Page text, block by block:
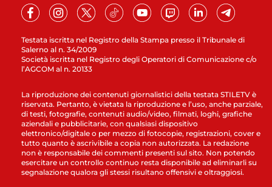
Testata iscritta nel Registro della Stampa presso il Tribunale di
Salerno al n. 34/2009
Società iscritta nel Registro degli Operatori di Comunicazione c/o
l’AGCOM al n. 20133
La riproduzione dei contenuti giornalistici della testata STILETV è
riservata. Pertanto, è vietata la riproduzione e l’uso, anche parziale,
di testi, fotografie, contenuti audio/video, filmati, loghi, grafiche
aziendali e pubblicitarie, con qualsiasi dispositivo
elettronico/digitale o per mezzo di fotocopie, registrazioni, cover e
tutto quanto è ascrivibile a copia non autorizzata. La redazione
non è responsabile dei commenti presenti sul sito. Non potendo
esercitare un controllo continuo resta disponibile ad eliminarli su
segnalazione qualora gli stessi risultano offensivi e oltraggiosi.